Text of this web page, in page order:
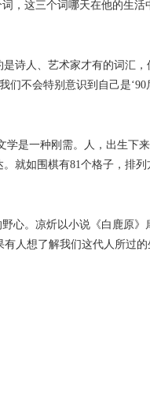
，这三个词哪天在他的生
诗人、艺术家才有的词汇，
不会特别意识到自己是‘90
是一种刚需。人，出生下
就如围棋有81个格子，排列
心。凉炘以小说《白鹿原》
人想了解我们这代人所过